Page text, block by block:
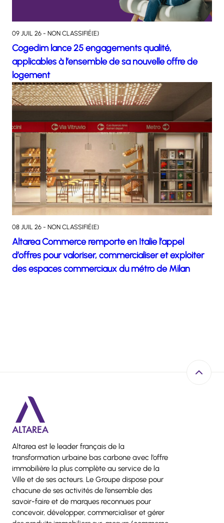
09 JUIL 26 - NON CLASSIFIÉ(E)
Cogedim lance 25 engagements qualité,
applicables à l’ensemble de sa nouvelle offre de
logement
08 JUIL 26 - NON CLASSIFIÉ(E)
Altarea Commerce remporte en Italie l’appel
d’offres pour valoriser, commercialiser et exploiter
des espaces commerciaux du métro de Milan
Altarea est le leader français de la
transformation urbaine bas carbone avec l’offre
immobilière la plus complète au service de la
Ville et de ses acteurs. Le Groupe dispose pour
chacune de ses activités de l’ensemble des
savoir-faire et de marques reconnues pour
concevoir, développer, commercialiser et gérer
Retour